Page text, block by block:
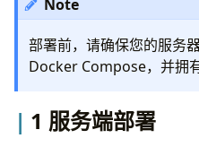
客户端配置
Note
部署前，请确保您的服务
Docker Compose，并拥
1 服务端部署